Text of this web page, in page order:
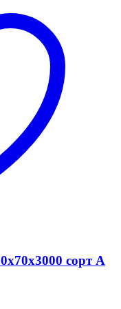
сорт А